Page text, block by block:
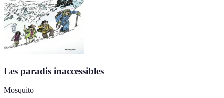
Les paradis inaccessibles
Mosquito